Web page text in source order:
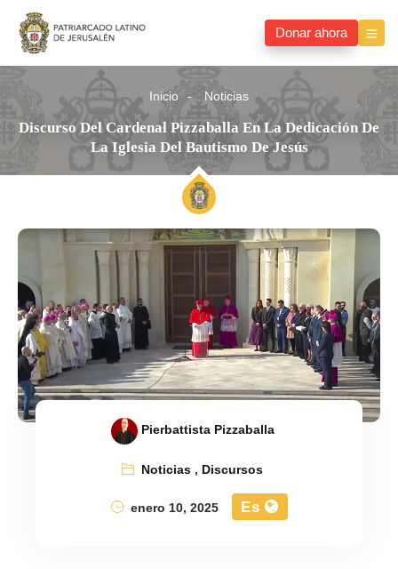
Donar ahora
Inicio Noticias
Discurso Del Cardenal Pizzaballa En La Dedicación De
La Iglesia Del Bautismo De Jesús
Pierbattista Pizzaballa
Noticias, Discursos
enero 10, 2025
Es